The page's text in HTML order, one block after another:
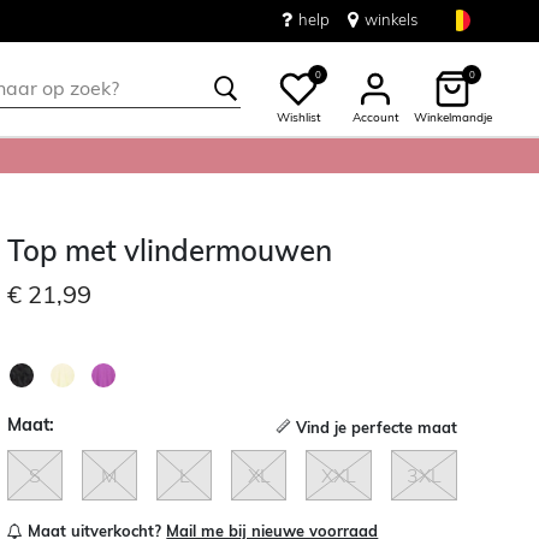
help winkels
0
Wishlist Account
0
Winkelmandje
Top met vlindermouwen
€ 21,99
Maat: Vind je perfecte maat
S M L XL XXL 3XL
Maat uitverkocht? Mail me bij nieuwe voorraad